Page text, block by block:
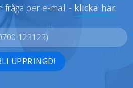
fråga per e-mail - klicka här.